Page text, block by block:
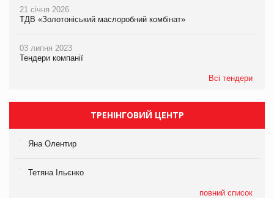
21 січня 2026
ТДВ «Золотоніський маслоробний комбінат»
03 липня 2023
Тендери компанії
Всі тендери
ТРЕНІНГОВИЙ ЦЕНТР
Яна Олентир
Тетяна Ільєнко
повний список